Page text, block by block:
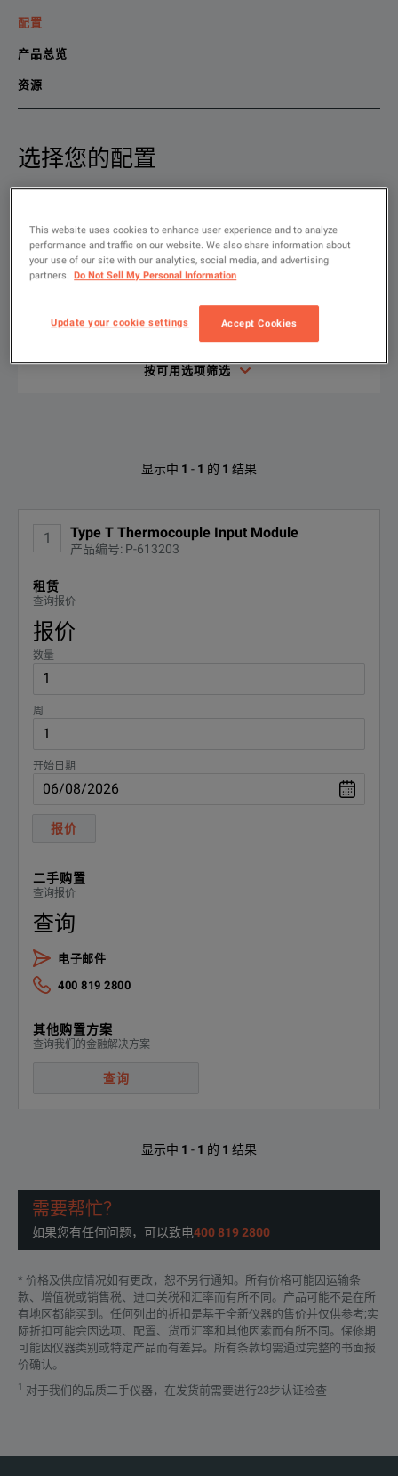
配置
产品总览
资源
选择您的配置
二手
输
入
索
按可用选项筛选
AstroNova PM-10T的可用选项
显示中 1 - 1 的 1 结果
1 Type T Thermocouple Input Module
产品编号: P-613203
租赁
查询报价
报价
数量
周
开始日期
报价
二手购置
查询报价
查询
电子邮件
400 819 2800
其他购置方案
查询我们的金融解决方案
查询
显示中 1 - 1 的 1 结果
需要帮忙？
如果您有任何问题，可以致电400 819 2800
* 价格及供应情况如有更改，恕不另行通知。所有价格可能因运输条
款、增值税或销售税、进口关税和汇率而有所不同。产品可能不是在所
有地区都能买到。任何列出的折扣是基于全新仪器的售价并仅供参考;实
际折扣可能会因选项、配置、货币汇率和其他因素而有所不同。保修期
可能因仪器类别或特定产品而有差异。所有条款均需通过完整的书面报
价确认。
1 对于我们的品质二手仪器，在发货前需要进行23步认证检查
产品总览
If you would like to know more, pleaseget in touchand one
资源
如果您想了解更多，请联系，我们的团队将为您提供帮助。
This website uses cookies to enhance user experience and to analyze
performance and traffic on our website. We also share information about
your use of our site with our analytics, social media, and advertising
partners. Do Not Sell My Personal Information
Update your cookie settings Accept Cookies